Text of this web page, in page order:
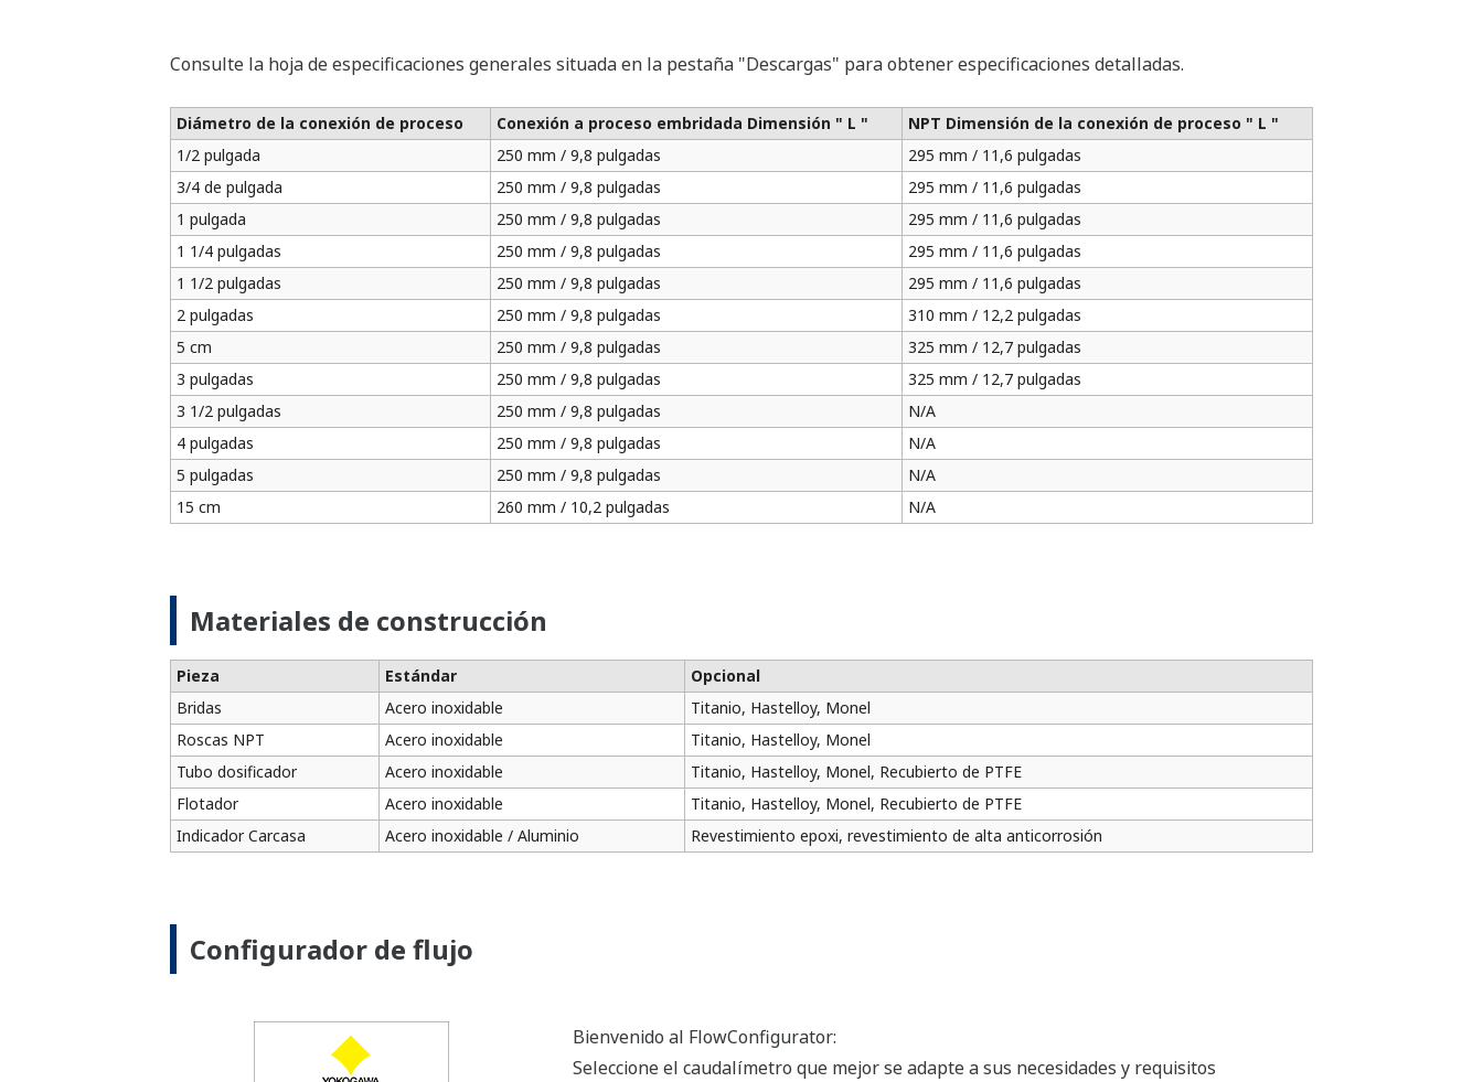
Consulte la hoja de especificaciones generales situada en la pestaña "Descargas" para obtener especificaciones detalladas.
Diámetro de la conexión de proceso Conexión a proceso embridada Dimensión " L "
NPT Dimensión de la conexión de proceso " L "
1/2 pulgada
250 mm / 9,8 pulgadas
295 mm / 11,6 pulgadas
3/4 de pulgada
250 mm / 9,8 pulgadas
295 mm / 11,6 pulgadas
1 pulgada
250 mm / 9,8 pulgadas
295 mm / 11,6 pulgadas
1 1/4 pulgadas
250 mm / 9,8 pulgadas
295 mm / 11,6 pulgadas
1 1/2 pulgadas
250 mm / 9,8 pulgadas
295 mm / 11,6 pulgadas
2 pulgadas
250 mm / 9,8 pulgadas
310 mm / 12,2 pulgadas
5 cm
250 mm / 9,8 pulgadas
325 mm / 12,7 pulgadas
3 pulgadas
250 mm / 9,8 pulgadas
325 mm / 12,7 pulgadas
3 1/2 pulgadas
250 mm / 9,8 pulgadas
N/A
4 pulgadas
250 mm / 9,8 pulgadas
N/A
5 pulgadas
250 mm / 9,8 pulgadas
N/A
15 cm
260 mm / 10,2 pulgadas N/A
Materiales de construcción
Pieza Estándar
Opcional
Bridas
Acero inoxidable
Titanio, Hastelloy, Monel
Roscas NPT
Acero inoxidable
Titanio, Hastelloy, Monel
Tubo dosificador
Acero inoxidable
Titanio, Hastelloy, Monel, Recubierto de PTFE
Flotador
Acero inoxidable
Titanio, Hastelloy, Monel, Recubierto de PTFE
Indicador Carcasa
Acero inoxidable / Aluminio Revestimiento epoxi, revestimiento de alta anticorrosión
Configurador de flujo
Bienvenido al FlowConfigurator:
Seleccione el caudalímetro que mejor se adapte a sus necesidades y requisitos